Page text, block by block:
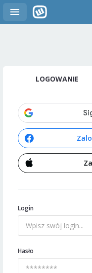
LOGOWANIE
Login
Hasło